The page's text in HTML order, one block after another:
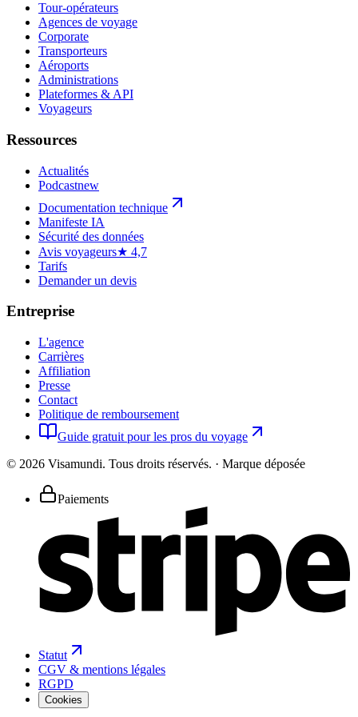
Tour-opérateurs
Agences de voyage
Corporate
Transporteurs
Aéroports
Administrations
Plateformes & API
Voyageurs
Ressources
Actualités
Podcastnew
Documentation technique
Manifeste IA
Sécurité des données
Avis voyageurs★ 4,7
Tarifs
Demander un devis
Entreprise
L'agence
Carrières
Affiliation
Presse
Contact
Politique de remboursement
Guide gratuit pour les pros du voyage
© 2026 Visamundi. Tous droits réservés. · Marque déposée
Paiements
Statut
CGV & mentions légales
RGPD
Cookies